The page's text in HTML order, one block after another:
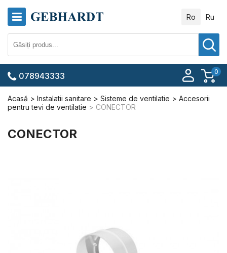
Ro Ru
0
078943333
Acasă Instalatii sanitare Sisteme de ventilatie
Accesorii
pentru tevi de ventilatie
CONECTOR
CONECTOR